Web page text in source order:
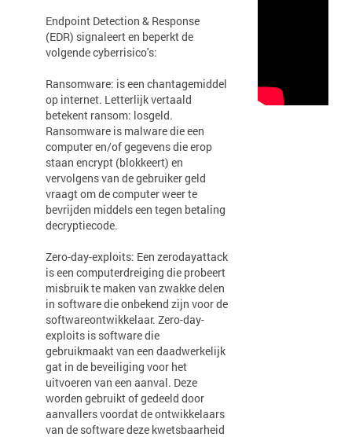
Endpoint Detection & Response
(EDR) signaleert en beperkt de
volgende cyberrisico's:
Ransomware: is een chantagemiddel
op internet. Letterlijk vertaald
betekent ransom: losgeld.
Ransomware is malware die een
computer en/of gegevens die erop
staan encrypt (blokkeert) en
vervolgens van de gebruiker geld
vraagt om de computer weer te
bevrijden middels een tegen betaling
decryptiecode.
Zero-day-exploits: Een zerodayattack
is een computerdreiging die probeert
misbruik te maken van zwakke delen
in software die onbekend zijn voor de
softwareontwikkelaar. Zero-day-
exploits is software die
gebruikmaakt van een daadwerkelijk
gat in de beveiliging voor het
uitvoeren van een aanval. Deze
worden gebruikt of gedeeld door
aanvallers voordat de ontwikkelaars
van de software deze kwetsbaarheid